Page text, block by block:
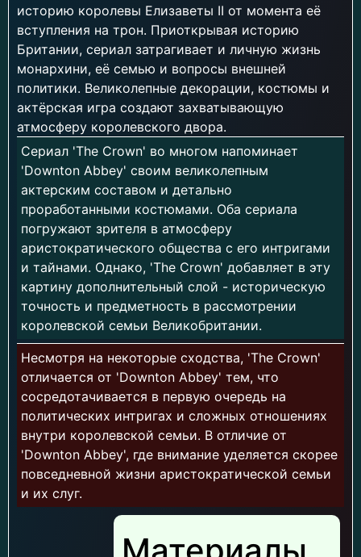
историю королевы Елизаветы II от момента её
вступления на трон. Приоткрывая историю
Британии, сериал затрагивает и личную жизнь
монархини, её семью и вопросы внешней
политики. Великолепные декорации, костюмы и
актёрская игра создают захватывающую
атмосферу королевского двора.
Сериал 'The Crown' во многом напоминает
'Downton Abbey' своим великолепным
актерским составом и детально
проработанными костюмами. Оба сериала
погружают зрителя в атмосферу
аристократического общества с его интригами
и тайнами. Однако, 'The Crown' добавляет в эту
картину дополнительный слой - историческую
точность и предметность в рассмотрении
королевской семьи Великобритании.
Несмотря на некоторые сходства, 'The Crown'
отличается от 'Downton Abbey' тем, что
сосредотачивается в первую очередь на
политических интригах и сложных отношениях
внутри королевской семьи. В отличие от
'Downton Abbey', где внимание уделяется скорее
повседневной жизни аристократической семьи
и их слуг.